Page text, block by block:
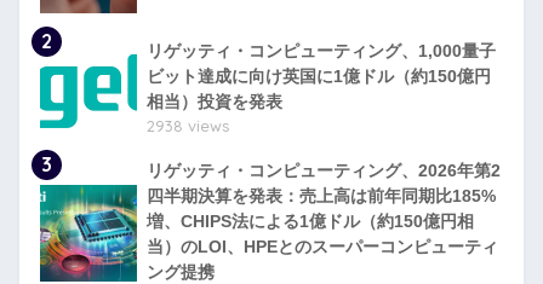
2
リゲッティ・コンピューティング、1,000量子
ビット達成に向け英国に1億ドル（約150億円
相当）投資を発表
2938 views
3
リゲッティ・コンピューティング、2026年第2
四半期決算を発表：売上高は前年同期比185%
増、CHIPS法による1億ドル（約150億円相
当）のLOI、HPEとのスーパーコンピューティ
ング提携